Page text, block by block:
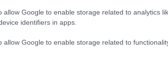
allow Google to enable storage related to analytics
identifiers in apps.
allow Google to enable storage related to
nak mintegy 300 millió
a Lounge Event és a New
Kabinetiroda szinte